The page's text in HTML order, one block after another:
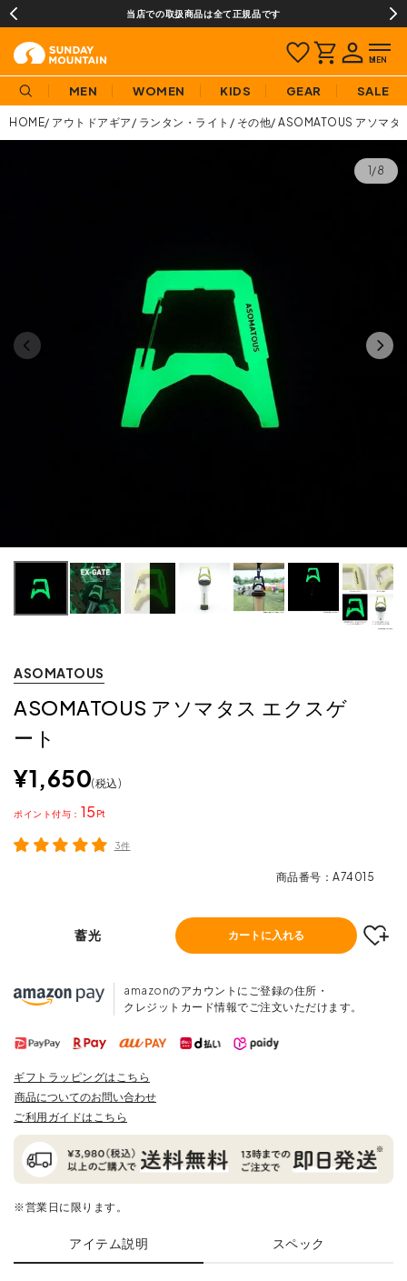
当店での取扱商品は全て正規品です
MEN WOMEN KIDS GEAR SALE
HOME アウトドアギア ランタン・ライト その他 ASOMATOUS アソマタ
1/8
ASOMATOUS
ASOMATOUS アソマタス エクスゲ
ート
¥1,650 税込
15
ポイント
3件
商品番号 A74015
蓄光 カートに入れる
amazonのアカウントにご登録の住所・
クレジットカード情報でご注文いただけます。
ギフトラッピングはこちら
商品についてのお問い合わせ
ご利用ガイドはこちら
※営業日に限ります。
アイテム説明 スペック